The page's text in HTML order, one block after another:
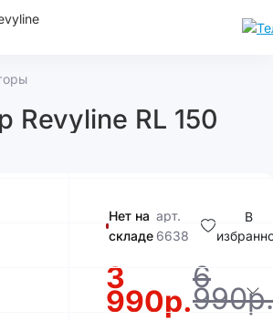
Revyline RL 150
Нет на
складе
арт.
6638
В
3
990р.
6
990р.